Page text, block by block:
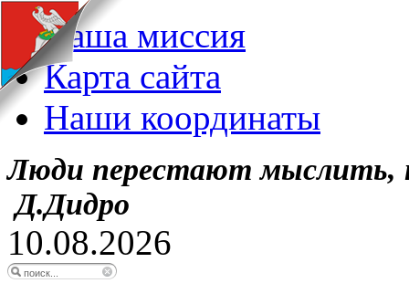
Наша миссия
Карта сайта
Наши координаты
Люди перестают мыслить,
Д.Дидро
10.08.2026